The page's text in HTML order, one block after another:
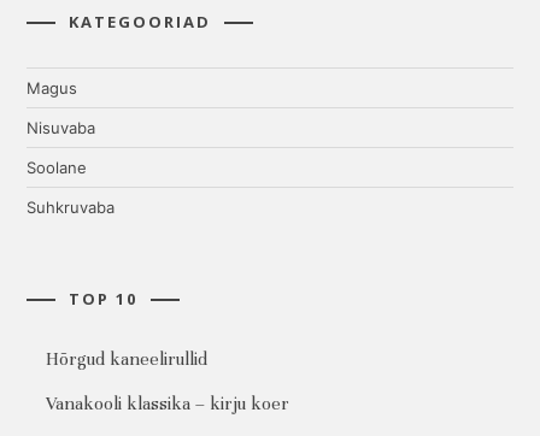
KATEGOORIAD
Magus
Nisuvaba
Soolane
Suhkruvaba
TOP 10
Hõrgud kaneelirullid
Vanakooli klassika – kirju koer